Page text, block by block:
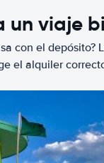
un viaje
con el
el alquiler